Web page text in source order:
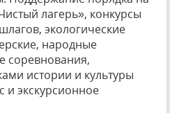
лагерь», конкурсы
экологические
народные
соревнования,
истории и культуры
и экскурсионное